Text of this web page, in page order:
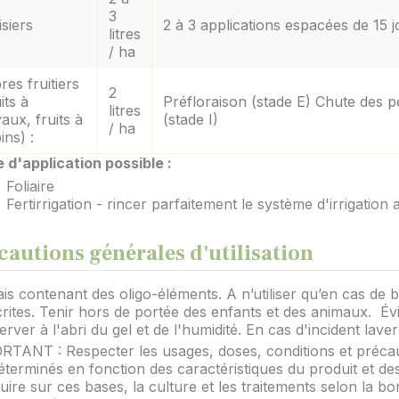
3
litres
/ ha
2 à 3 applications espacées de
fruitiers
à
fruits à
:
2
litres
/ ha
Préfloraison (stade E) Chute des
(stade I)
d'application possible :
Foliaire
Fertirrigation - rincer parfaitement le système d'irrigation
générales d'utilisation
contenant des oligo-éléments. A n’utiliser qu’en cas
Tenir hors de portée des enfants et des animaux.
à l'abri du gel et de l'humidité. En cas d'incident
: Respecter les usages, doses, conditions et
en fonction des caractéristiques du produit et
sur ces bases, la culture et les traitements selon la